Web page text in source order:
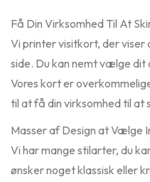
Få Din Virksomhed Til At
Vi printer visitkort, der viser
side. Du kan nemt vælge dit
Vores kort er
til at få din virksomhed til at
Masser af Design at Vælge
Vi har mange stilarter, du
ønsker noget klassisk eller